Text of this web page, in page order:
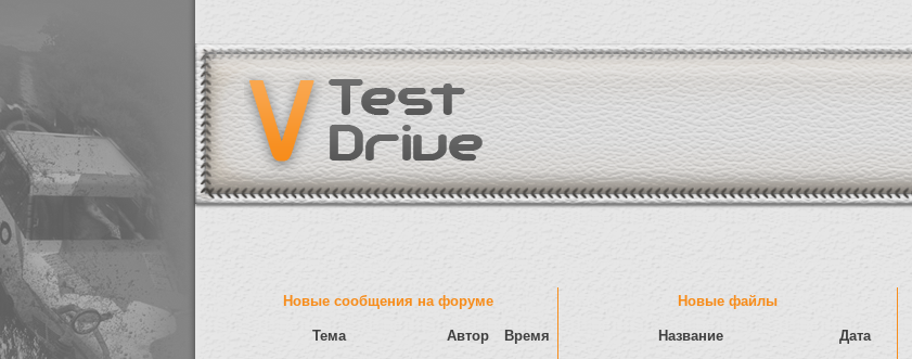
Новые сообщения на форуме
Тема Автор
Время
Новые файлы
Название
Дата